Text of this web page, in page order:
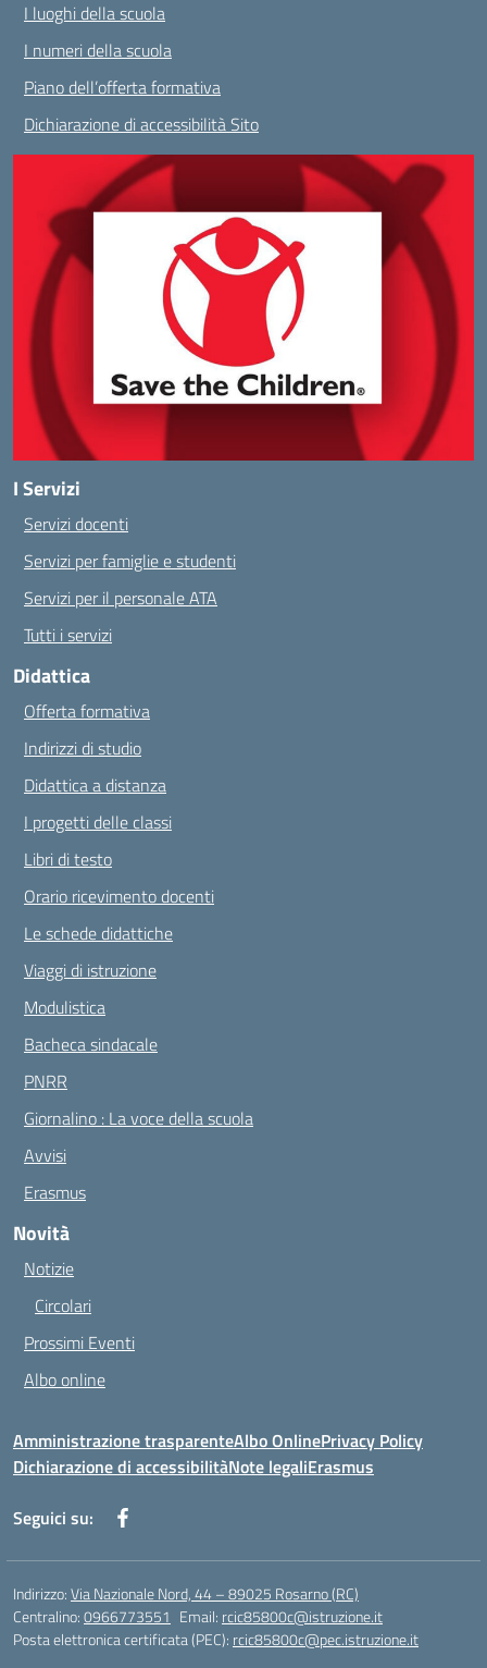
I luoghi della scuola
I numeri della scuola
Piano dell’offerta formativa
Dichiarazione di accessibilità Sito
I Servizi
Servizi docenti
Servizi per famiglie e studenti
Servizi per il personale ATA
Tutti i servizi
Didattica
Offerta formativa
Indirizzi di studio
Didattica a distanza
I progetti delle classi
Libri di testo
Orario ricevimento docenti
Le schede didattiche
Viaggi di istruzione
Modulistica
Bacheca sindacale
PNRR
Giornalino : La voce della scuola
Avvisi
Erasmus
Novità
Notizie
Circolari
Prossimi Eventi
Albo online
Amministrazione trasparenteAlbo OnlinePrivacy Policy
Dichiarazione di accessibilitàNote legaliErasmus
Seguici su:
Indirizzo:Via Nazionale Nord, 44 – 89025 Rosarno (RC)
Centralino:0966773551 Email: rcic85800c@istruzione.it
Posta elettronica certificata (PEC): rcic85800c@pec.istruzione.it